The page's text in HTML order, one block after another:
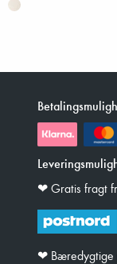
❤︎ Gratis fragt
❤︎ Bæredygtige